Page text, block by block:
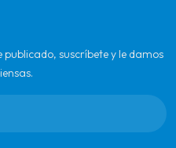
suscríbete y le damos